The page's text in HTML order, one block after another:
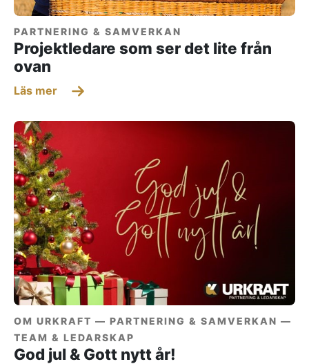
PARTNERING & SAMVERKAN
Projektledare som ser det lite från
ovan
Läs mer
OM URKRAFT — PARTNERING & SAMVERKAN —
TEAM & LEDARSKAP
God jul & Gott nytt år!